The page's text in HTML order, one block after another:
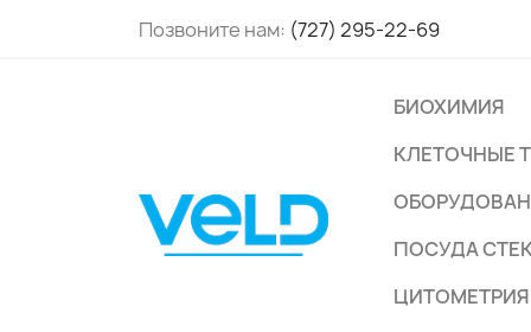
Позвоните нам: (727) 295-22-69
БИОХИМИЯ
КЛЕТОЧНЫЕ
ПОСУДА
ЦИТОМЕТРИЯ